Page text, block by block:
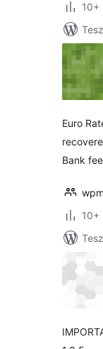
10+
Euro
Bank
10+